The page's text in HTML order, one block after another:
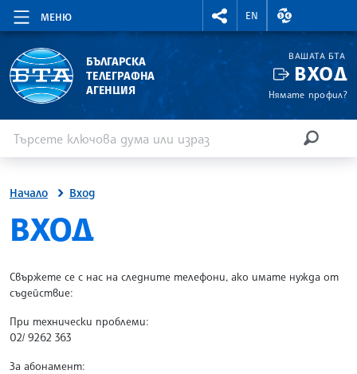
МЕНЮ
RIGHTMENU.SOCIAL
EN
ВАЛУТНИ
БЪЛГАРСКА
ТЕЛЕГРАФНА
АГЕНЦИЯ
ВАШАТА БТА
ВХОД
Нямате профил?
Начало Вход
SITE.BTA
ВХОД
Свържете се с нас на следните телефони, ако имате нужда от
съдействие:
При технически проблеми:
02/ 9262 363
За абонамент: